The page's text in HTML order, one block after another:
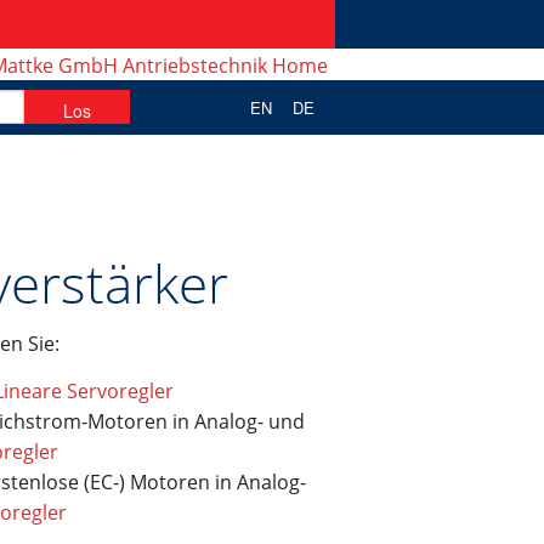
EN DE
Sie:
Servoregler
Motoren in Analog- und
(EC-) Motoren in Analog-